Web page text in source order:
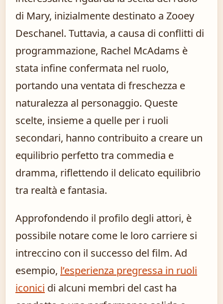
di Mary, inizialmente destinato a Zooey
Deschanel. Tuttavia, a causa di conflitti di
programmazione, Rachel McAdams è
stata infine confermata nel ruolo,
portando una ventata di freschezza e
naturalezza al personaggio. Queste
scelte, insieme a quelle per i ruoli
secondari, hanno contribuito a creare un
equilibrio perfetto tra commedia e
dramma, riflettendo il delicato equilibrio
tra realtà e fantasia.
Approfondendo il profilo degli attori, è
possibile notare come le loro carriere si
intreccino con il successo del film. Ad
esempio, l’esperienza pregressa in ruoli
iconici di alcuni membri del cast ha